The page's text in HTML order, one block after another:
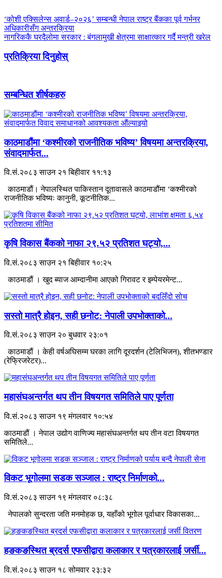
‘कोशी एक्सिलेन्स अवार्ड–२०२६’ सम्बन्धी नेपाल राष्ट्र बैंकका पूर्व गर्भनर
अधिकारीसँग अन्तरक्रिया
नागरिककै घरदैलोमा सरकार : बंगलामुखी क्षेत्रमा साक्षात्कार गर्दै मन्त्री खरेल
प्रतिक्रिया दिनुहोस्
सम्बन्धित शीर्षकहरु
काठमाडौंमा ‘कश्मीरको राजनीतिक भविष्य’ विषयमा अन्तरक्रिया,
संवादमार्फत...
वि.सं.२०८३ साउन २१ बिहीवार ११:१३
काठमाडौं। नेपालस्थित पाकिस्तान दूतावासले काठमाडौंमा ‘कश्मीरको
राजनीतिक भविष्यः कानुनी, कूटनीतिक...
कृषि विकास बैंकको नाफा २९.५२ प्रतिशत घट्यो,...
वि.सं.२०८३ साउन २१ बिहीवार १०:२५
काठमाडौं । खुद ब्याज आम्दानीमा आएको गिरावट र इम्पेयरमेन्ट...
सस्तो मात्रै होइन, सही छनोट: नेपाली उपभोक्ताको...
वि.सं.२०८३ साउन २० बुधवार २३:०१
काठमाडौं । केही वर्षअघिसम्म घरका लागि दूरदर्शन (टेलिभिजन), शीतभण्डार
(रेफ्रिजरेटर)...
महासंघअन्तर्गत थप तीन विषयगत समितिले पाए पूर्णता
वि.सं.२०८३ साउन १९ मंगलवार १०:५४
काठमाडौं । नेपाल उद्योग वाणिज्य महासंघअन्तर्गत थप तीन वटा विषयगत
समितिले...
विकट भूगोलमा सडक सञ्जाल : राष्ट्र निर्माणको...
वि.सं.२०८३ साउन १९ मंगलवार ०८:३८
नेपालको सुन्दरता जति मनमोहक छ, यहाँको भूगोल पूर्वाधार विकासका...
हङकङस्थित ब्रदर्स एफसीद्वारा कलाकार र पत्रकारलाई जर्सी...
वि.सं.२०८३ साउन १८ सोमवार २३:३२